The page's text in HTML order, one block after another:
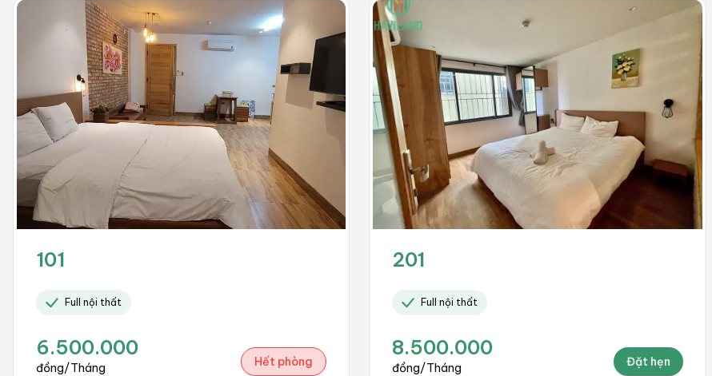
101
Full nội thất
6.500.000
đồng/Tháng Hết phòng
201
Full nội thất
8.500.000
đồng/Tháng Đặt hẹn